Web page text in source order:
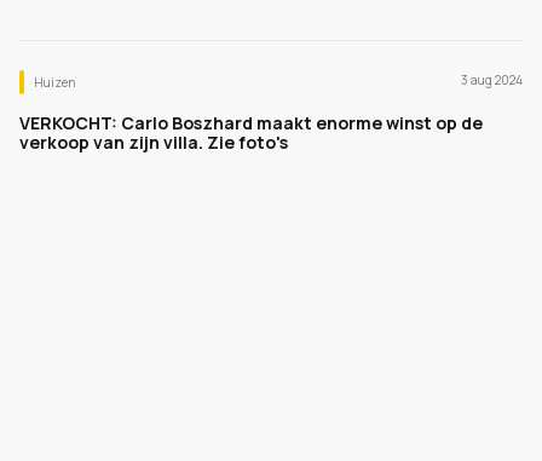
Huizen 3 aug 2024
VERKOCHT: Carlo Boszhard maakt enorme winst op de
verkoop van zijn villa. Zie foto's